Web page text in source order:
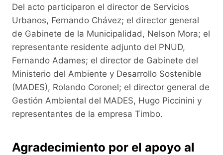
Del acto participaron el director de Servicios
Urbanos, Fernando Chávez; el director general
de Gabinete de la Municipalidad, Nelson Mora; el
representante residente adjunto del PNUD,
Fernando Adames; el director de Gabinete del
Ministerio del Ambiente y Desarrollo Sostenible
(MADES), Rolando Coronel; el director general de
Gestión Ambiental del MADES, Hugo Piccinini y
representantes de la empresa Timbo.
Agradecimiento por el apoyo al